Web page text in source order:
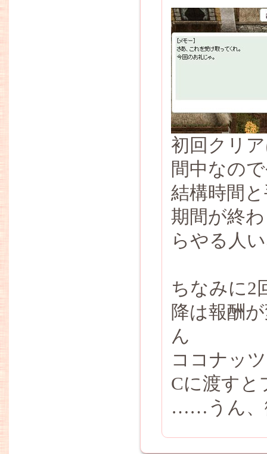
初回クリ
間中なの
結構時間
期間が終
らやる人
ちなみに2
降は報酬
ん
ココナッ
Cに渡すと
……うん、